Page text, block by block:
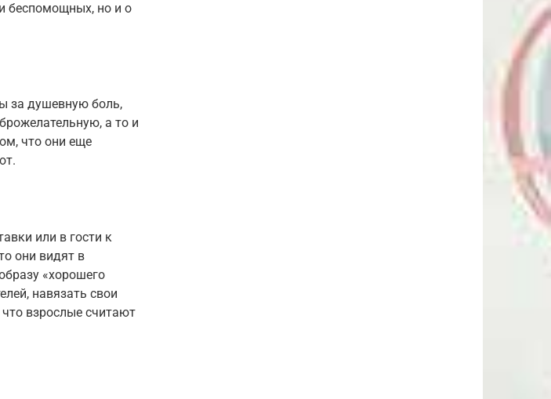
беспомощных, но и о
за душевную боль,
а то и
что они еще
или в гости к
они видят в
«хорошего
навязать свои
взрослые считают